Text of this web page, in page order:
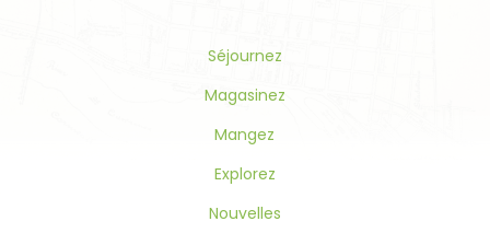
Séjournez
Magasinez
Mangez
Explorez
Nouvelles